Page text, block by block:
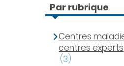
Par rubrique
Centres
centres experts
(3)